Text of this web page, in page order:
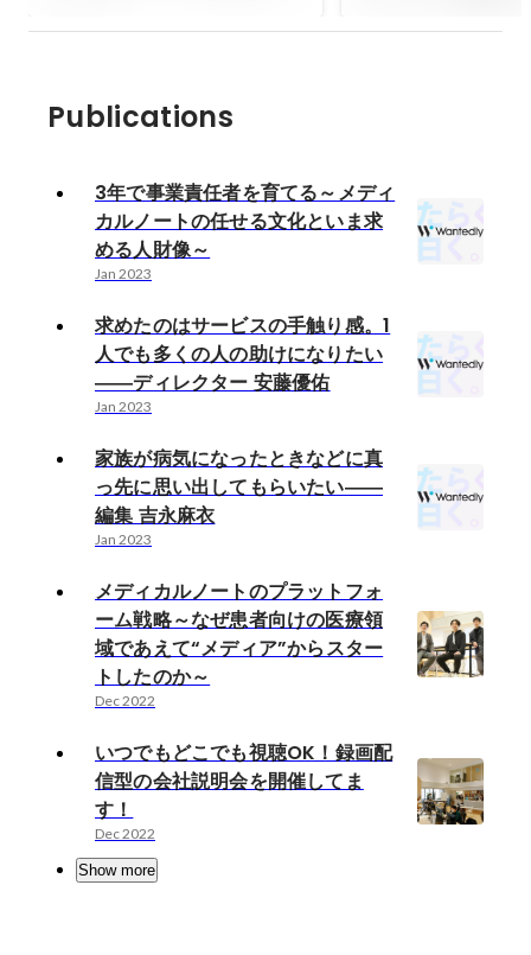
Publications
3年で事業責任者を育てる～メディ
カルノートの任せる文化といま求
める人財像～
Jan 2023
求めたのはサービスの手触り感。1
人でも多くの人の助けになりたい
――ディレクター 安藤優佑
Jan 2023
家族が病気になったときなどに真
っ先に思い出してもらいたい――
編集 吉永麻衣
Jan 2023
メディカルノートのプラットフォ
ーム戦略～なぜ患者向けの医療領
域であえて“メディア”からスター
トしたのか～
Dec 2022
いつでもどこでも視聴OK！録画配
信型の会社説明会を開催してま
す！
Dec 2022
Show more